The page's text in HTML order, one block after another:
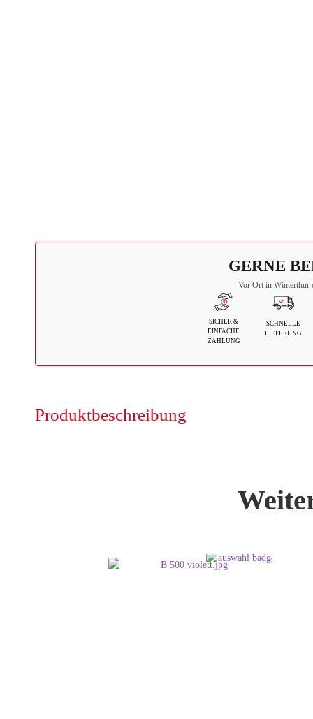
GERNE
Vor Ort in Winterthur
SICHER &
EINFACHE
ZAHLUNG
SCHNELLE
LIEFERUNG
Produktbeschreibung